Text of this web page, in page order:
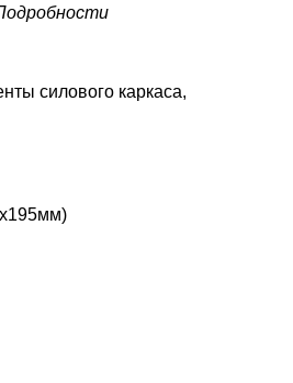
силового каркаса,